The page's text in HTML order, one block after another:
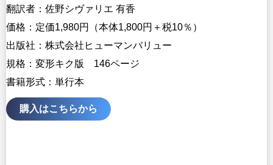
翻訳者：佐野シヴァリエ 有香
価格：定価1,980円（本体1,800円＋税10％）
出版社：株式会社ヒューマンバリュー
規格：変形キク版 146ページ
書籍形式：単行本
購入はこちらから